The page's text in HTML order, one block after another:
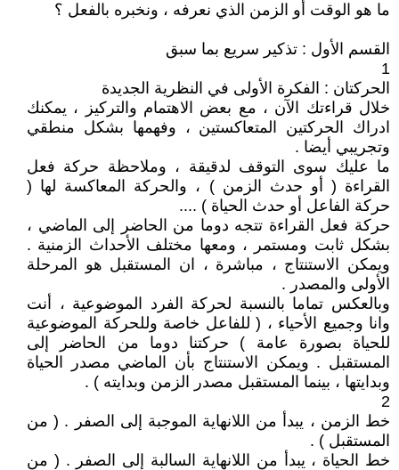
ما هو الوقت أو الزمن الذي نعرفه ، ونخبره بالفعل ؟
القسم الأول : تذكير سريع بما سبق
1
الحركتان : الفكرة الأولى في النظرية الجديدة
خلال قراءتك الآن ، مع بعض الاهتمام والتركيز ، يمكنك
ادراك الحركتين المتعاكستين ، وفهمها بشكل منطقي
وتجريبي أيضا .
ما عليك سوى التوقف لدقيقة ، وملاحظة حركة فعل
القراءة ( أو حدث الزمن ) ، والحركة المعاكسة لها (
حركة الفاعل أو حدث الحياة ) ....
حركة فعل القراءة تتجه دوما من الحاضر إلى الماضي ،
بشكل ثابت ومستمر ، ومعها مختلف الأحداث الزمنية .
ويمكن الاستنتاج ، مباشرة ، ان المستقبل هو المرحلة
الأولى والمصدر .
وبالعكس تماما بالنسبة لحركة الفرد الموضوعية ، أنت
وانا وجميع الأحياء ، ( للفاعل خاصة وللحركة الموضوعية
للحياة بصورة عامة ) حركتنا دوما من الحاضر إلى
المستقبل . ويمكن الاستنتاج بأن الماضي مصدر الحياة
وبدايتها ، بينما المستقبل مصدر الزمن وبدايته ) .
2
خط الزمن ، يبدأ من اللانهاية الموجبة إلى الصفر . ( من
المستقبل ) .
خط الحياة ، يبدأ من اللانهاية السالبة إلى الصفر . ( من